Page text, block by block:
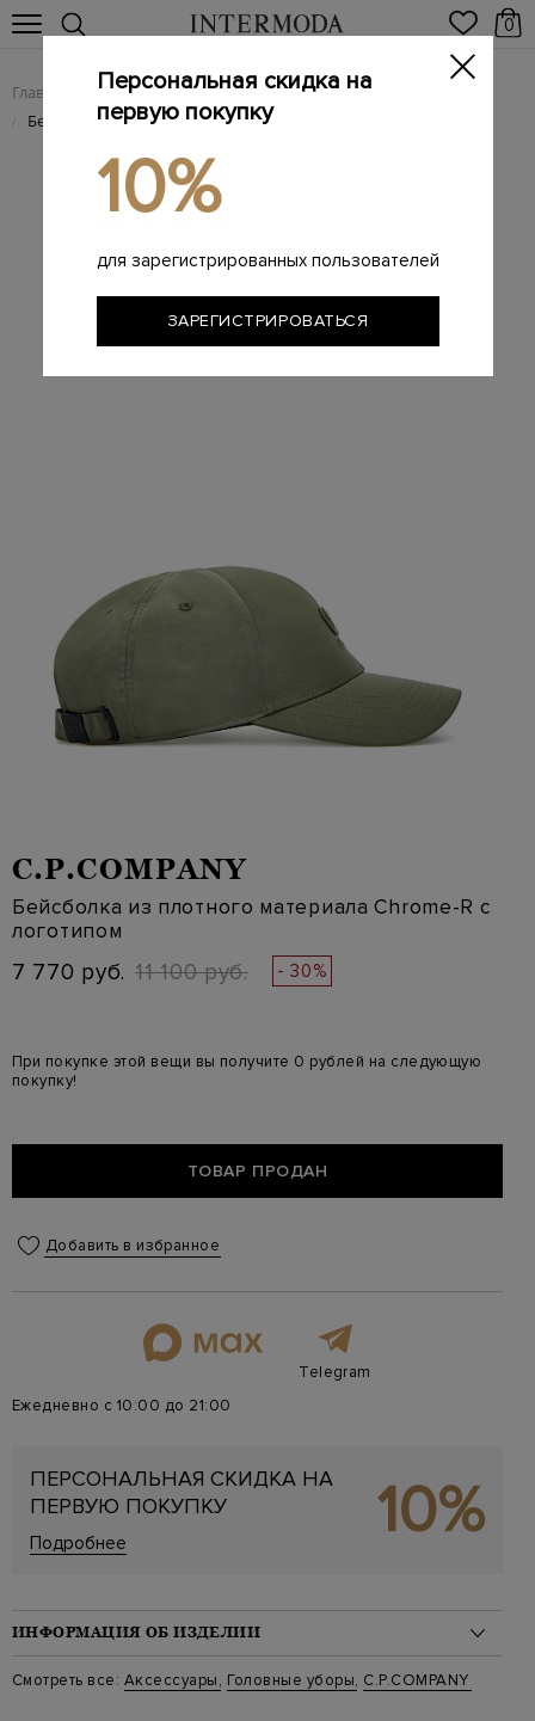
0
Главная Мужчинам / Аксессуары / Головные уборы
/ Бейсболка из плотного материала Chrome-R с логотипом
C.P.COMPANY
Бейсболка из плотного материала Chrome-R с
логотипом
7 770 руб. 11 100 руб. - 30%
При покупке этой вещи вы получите 0 рублей на следующую
покупку!
ТОВАР ПРОДАН
Добавить в избранное
Telegram
Ежедневно с 10:00 до 21:00
ПЕРСОНАЛЬНАЯ СКИДКА НА
ПЕРВУЮ ПОКУПКУ
Подробнее 10%
ИНФОРМАЦИЯ ОБ ИЗДЕЛИИ
Материал: полиамид 100%
Стиль: Бейсболки
Смотреть все: Аксессуары, Головные уборы, C.P.COMPANY
Персональная скидка на
первую покупку
10%
для зарегистрированных пользователей
ЗАРЕГИСТРИРОВАТЬСЯ